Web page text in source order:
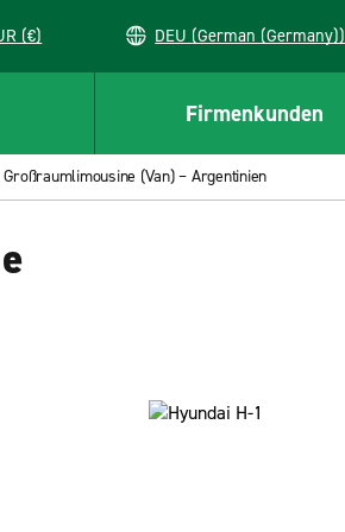
(€) DEU (German (Germany))
Firmenkunden
(Van) – Argentinien